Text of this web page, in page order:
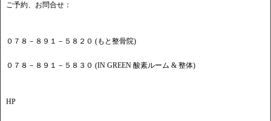
ご予約、お問合せ：
０７８－８９１－５８２０ (もと整骨院)
０７８－８９１－５８３０ (IN GREEN 酸素ルーム & 整体)
HP